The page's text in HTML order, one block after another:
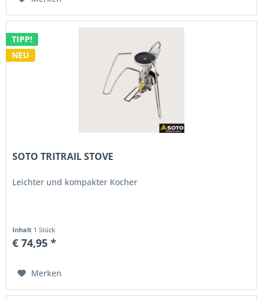
TIPP!
NEU
SOTO TRITRAIL STOVE
Leichter und kompakter Kocher
Inhalt 1 Stück
€ 74,95 *
Merken